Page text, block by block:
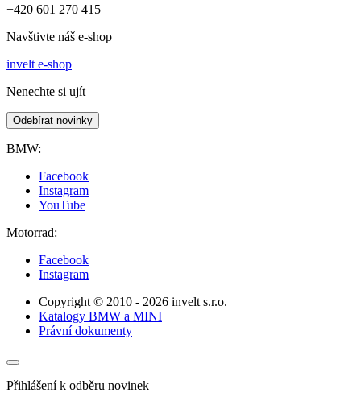
+420 601 270 415
Navštivte náš e-shop
invelt e-shop
Nenechte si ujít
Odebírat novinky
BMW:
Facebook
Instagram
YouTube
Motorrad:
Facebook
Instagram
Copyright © 2010 - 2026 invelt s.r.o.
Katalogy BMW a MINI
Právní dokumenty
Přihlášení k odběru novinek